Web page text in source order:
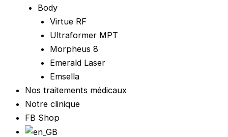
Body
Virtue RF
Ultraformer MPT
Morpheus 8
Emerald Laser
Emsella
Nos traitements médicaux
Notre clinique
FB Shop